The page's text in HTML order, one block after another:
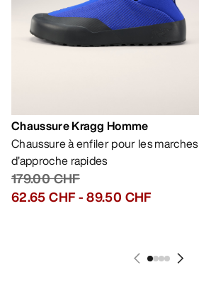
Chaussure Kragg Homme
Chaussure à enfiler pour les marches
d’approche rapides
179.00 CHF
62.65 CHF-89.50 CHF